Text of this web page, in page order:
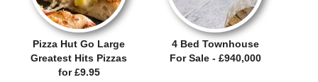
Pizza Hut Go Large
Greatest Hits Pizzas
for £9.95
4 Bed Townhouse
For Sale - £940,000